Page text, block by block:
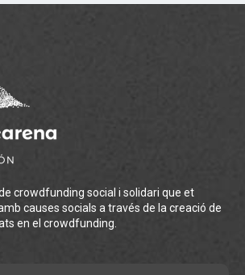
crowdfunding social i solidari que et
causes socials a través de la creació de
en el crowdfunding.